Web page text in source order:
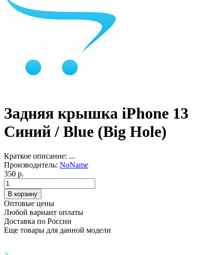
Задняя крышка iPhone 13
Синий / Blue (Big Hole)
Краткое описание: ...
Производитель: NoName
350 р.
Оптовые цены
Любой вариант оплаты
Доставка по России
Еще товары для данной модели